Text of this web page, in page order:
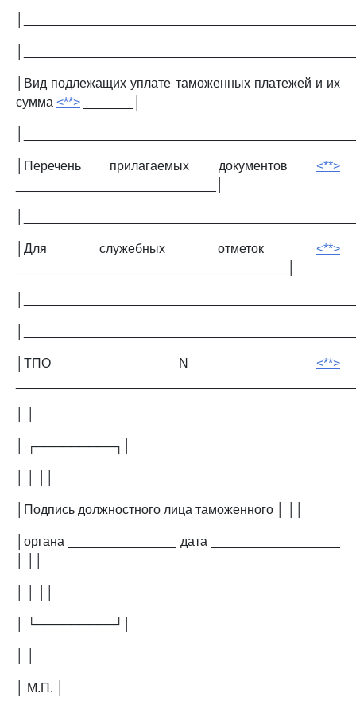
│Вид подлежащих уплате таможенных платежей и их
сумма <**>
│Перечень прилагаемых документов <**>
│Для служебных отметок <**>
│ТПО N <**>
│ ┌─────────┐│
│Подпись должностного лица таможенного │ ││
│органа _______________ дата __________________
│ └─────────┘│
│ М.П. │